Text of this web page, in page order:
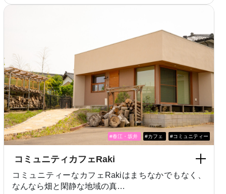
#春江・坂井 #カフェ #コミュニティー
コミュニティカフェRaki
コミュニティーなカフェRakiはまちなかでもなく、
なんなら畑と閑静な地域の真…